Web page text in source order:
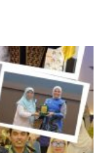
Purwokerto